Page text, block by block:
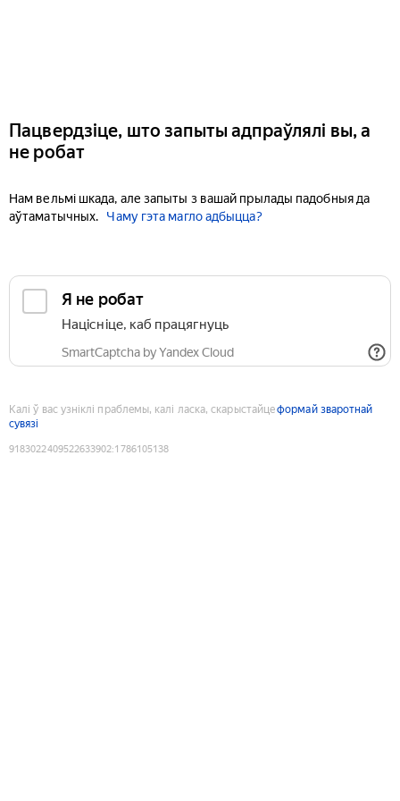
Пацвердзіце, што запыты адпраўлялі вы, а
не робат
Нам вельмі шкада, але запыты з вашай прылады падобныя да
аўтаматычных.
Чаму гэта магло адбыцца?
Я не робат
Націсніце, каб працягнуць
SmartCaptcha by Yandex Cloud
Калі ў вас узніклі праблемы, калі ласка, скарыстайцеформай зваротнай
сувязі
9183022409522633902:1786105138